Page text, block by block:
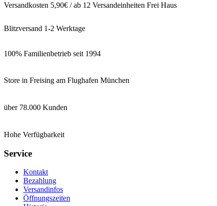
Versandkosten 5,90€ / ab 12 Versandeinheiten Frei Haus
Blitzversand 1-2 Werktage
100% Familienbetrieb seit 1994
Store in Freising am Flughafen München
über 78.000 Kunden
Hohe Verfügbarkeit
Service
Kontakt
Bezahlung
Versandinfos
Öffnungszeiten